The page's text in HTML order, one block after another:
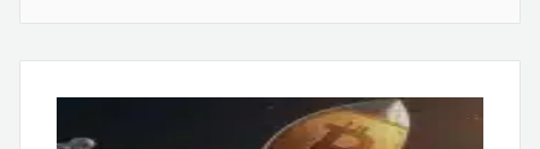
ایمیل